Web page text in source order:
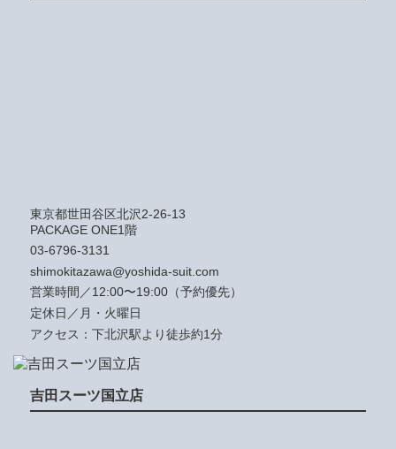
東京都世田谷区北沢2-26-13
PACKAGE ONE1階
03-6796-3131
shimokitazawa@yoshida-suit.com
営業時間／12:00〜19:00（予約優先）
定休日／月・火曜日
アクセス：下北沢駅より徒歩約1分
吉田スーツ国立店